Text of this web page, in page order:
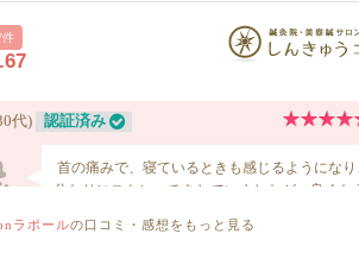
ラポールの口コミ・感想をもっと見る